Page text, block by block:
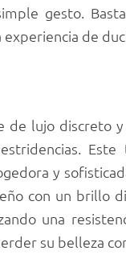
gesto.
de
lujo discreto
y
con un brillo
una
su belleza